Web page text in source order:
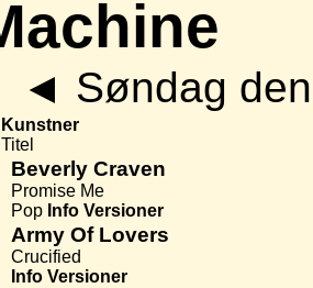
◄ Søndag
Kunstner
Titel
Beverly Craven
Promise Me
Pop Info Versioner
Army Of Lovers
Crucified
Info Versioner